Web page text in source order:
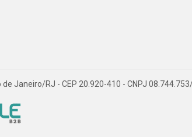
Janeiro/RJ - CEP 20.920-410 - CNPJ